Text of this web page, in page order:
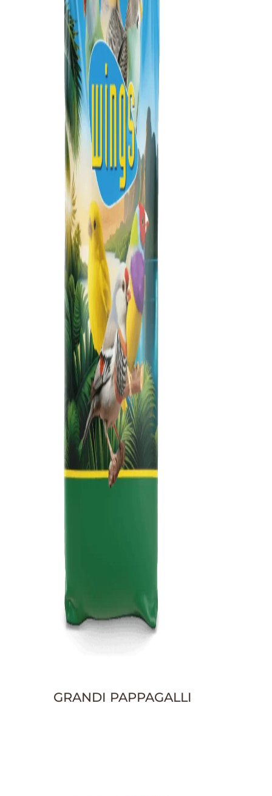
GRANDI PAPPAGALLI